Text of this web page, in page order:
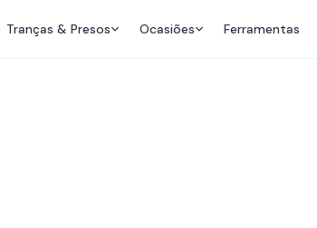
Tranças & Presos Ocasiões Ferramentas